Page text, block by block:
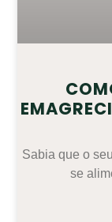
Sabia que o
se